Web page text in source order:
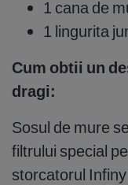
1 cana de
1 lingurita
Cum obtii un
dragi:
Sosul de mure
filtrului special
storcatorul